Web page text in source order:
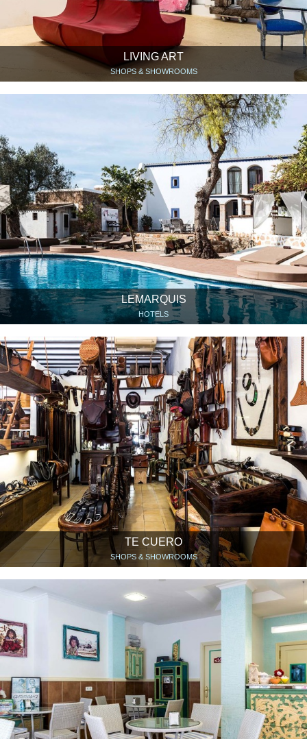
LIVING ART
SHOPS & SHOWROOMS
LEMARQUIS
HOTELS
TE CUERO
SHOPS & SHOWROOMS